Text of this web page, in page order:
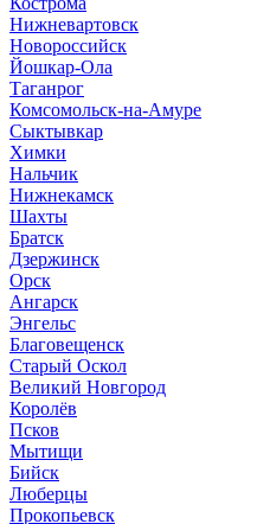
Нижневартовск
Новороссийск
Йошкар-Ола
Таганрог
Комсомольск-на-Амуре
Сыктывкар
Химки
Нальчик
Нижнекамск
Шахты
Братск
Дзержинск
Орск
Ангарск
Энгельс
Благовещенск
Старый Оскол
Великий Новгород
Королёв
Псков
Мытищи
Бийск
Люберцы
Прокопьевск